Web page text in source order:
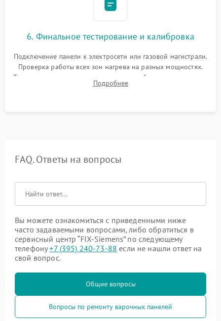
6. Финальное тестирование и калибровка
Подключение панели к электросети или газовой магистрали.
Проверка работы всех зон нагрева на разных мощностях.
Тестирование сенсорного управления, таймера, индикаторов
остаточного тепла и систем защиты от перегрева.
Подробнее
FAQ. Ответы на вопросы
Вы можете ознакомиться с приведенными ниже
часто задаваемыми вопросами, либо обратиться в
сервисный центр “FIX-Siemens” по следующему
телефону+7 (395) 240-73-88 если не нашли ответ на
свой вопрос.
Общие вопросы
Вопросы по ремонту варочных панелей